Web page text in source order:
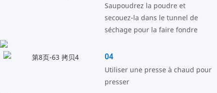
Saupoudrez la poudre et
secouez-la dans le tunnel de
séchage pour la faire fondre
04
Utiliser une presse à chaud pour
presser